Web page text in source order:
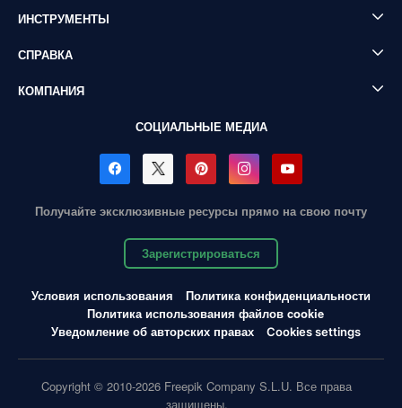
ИНСТРУМЕНТЫ
СПРАВКА
КОМПАНИЯ
СОЦИАЛЬНЫЕ МЕДИА
Получайте эксклюзивные ресурсы прямо на свою почту
Зарегистрироваться
Условия использования
Политика конфиденциальности
Политика использования файлов cookie
Уведомление об авторских правах
Cookies settings
Copyright © 2010-2026 Freepik Company S.L.U. Все права
защищены.